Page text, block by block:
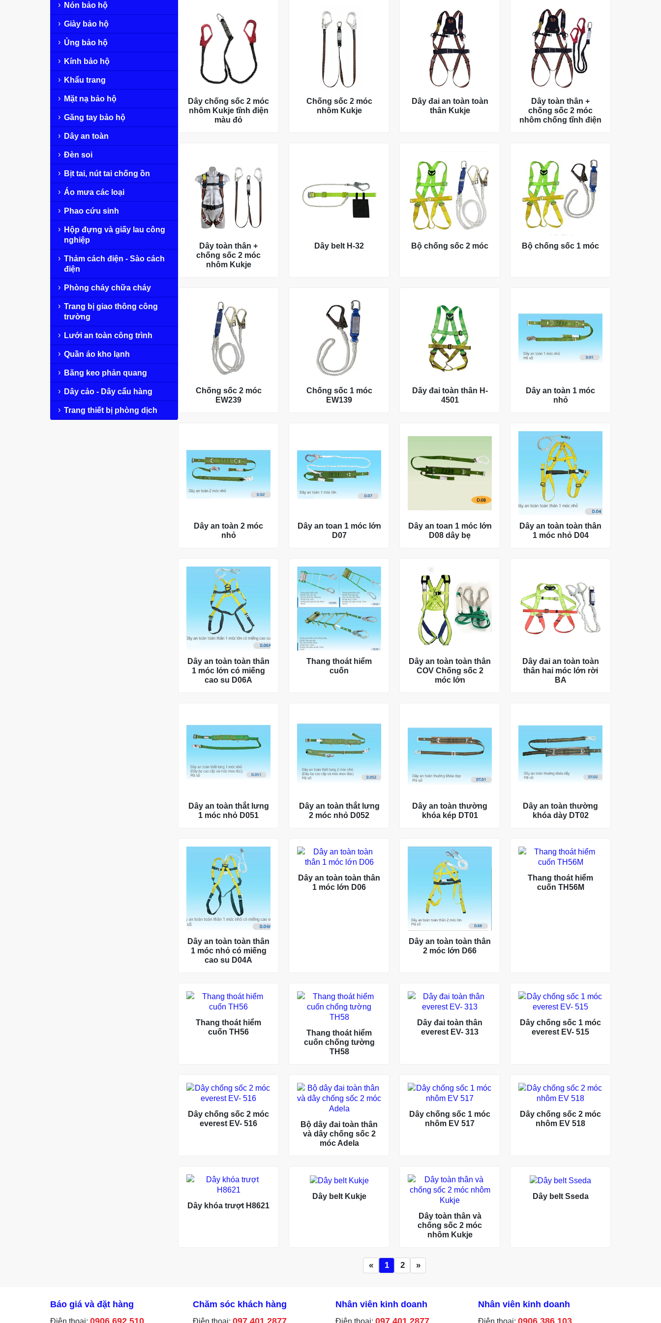
Nón bảo hộ
Giày bảo hộ
Ủng bảo hộ
Kính bảo hộ
Khẩu trang
Mặt nạ bảo hộ
Găng tay bảo hộ
Dây an toàn
Đèn soi
Bịt tai, nút tai chống ồn
Áo mưa các loại
Phao cứu sinh
Hộp đựng và giấy lau công
nghiệp
Thảm cách điện - Sào cách
điện
Phòng cháy chữa cháy
Trang bị giao thông công
trường
Lưới an toàn công trình
Quần áo kho lạnh
Băng keo phản quang
Dây cảo - Dây cẩu hàng
Trang thiết bị phòng dịch
Dây chống sốc 2 móc
nhôm Kukje tĩnh điện
màu đỏ
Chống sốc 2 móc
nhôm Kukje
Dây đai an toàn toàn
thân Kukje
Dây toàn thân +
chống sốc 2 móc
nhôm chống tĩnh điện
Dây toàn thân +
chống sốc 2 móc
nhôm Kukje
Dây belt H-32 Bộ chống sốc 2 móc Bộ chống sốc 1 móc
Chống sốc 2 móc
EW239
Chống sốc 1 móc
EW139
Dây đai toàn thân H-
4501
Dây an toàn 1 móc
nhỏ
Dây an toàn 2 móc
nhỏ
Dây an toan 1 móc lớn
D07
Dây an toan 1 móc lớn
D08 dây bẹ
Dây an toàn toàn thân
1 móc nhỏ D04
Dây an toàn toàn thân
1 móc lớn có miếng
cao su D06A
Thang thoát hiểm
cuốn
Dây an toàn toàn thân
COV Chống sốc 2
móc lớn
Dây đai an toàn toàn
thân hai móc lớn rời
BA
Dây an toàn thắt lưng
1 móc nhỏ D051
Dây an toàn thắt lưng
2 móc nhỏ D052
Dây an toàn thường
khóa kép DT01
Dây an toàn thường
khóa dày DT02
Dây an toàn toàn thân
1 móc nhỏ có miếng
cao su D04A
Dây an toàn toàn thân
1 móc lớn D06
Dây an toàn toàn thân
2 móc lớn D66
Thang thoát hiểm
cuốn TH56M
Thang thoát hiểm
cuốn TH56
Thang thoát hiểm
cuốn chống tường
TH58
Dây đai toàn thân
everest EV- 313
Dây chống sốc 1 móc
everest EV- 515
Dây chống sốc 2 móc
everest EV- 516
Bộ dây đai toàn thân
và dây chống sốc 2
móc Adela
Dây chống sốc 1 móc
nhôm EV 517
Dây chống sốc 2 móc
nhôm EV 518
Dây khóa trượt H8621
Dây belt Kukje
Dây toàn thân và
chống sốc 2 móc
nhôm Kukje
Dây belt Sseda
« 1 2 »
Báo giá và đặt hàng Chăm sóc khách hàng Nhân viên kinh doanh Nhân viên kinh doanh